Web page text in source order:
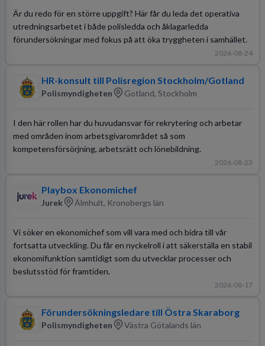
Är du redo för en större uppgift? Här får du leda det operativa
utredningsarbetet i både polisledda och åklagarledda
förundersökningar med fokus på att öka tryggheten i samhället.
2026-08-24
HR-konsult till Polisregion Stockholm/Gotland
Polismyndigheten Gotland, Stockholm
I den här rollen har du huvudansvar för rekrytering och arbetar
med områden inom arbetsgivarområdet så som
kompetensförsörjning, arbetsrätt och lönebildning.
2026-08-23
Playbox Ekonomichef
Jurek Älmhult, Kronobergs län
Vi söker en ekonomichef som vill vara med och bidra till vår
fortsatta utveckling. Du får en nyckelroll i att säkerställa en stabil
ekonomifunktion samtidigt som du utvecklar processer och
beslutsstöd för framtiden.
2026-08-17
Förundersökningsledare till Östra Skaraborg
Polismyndigheten Västra Götalands län